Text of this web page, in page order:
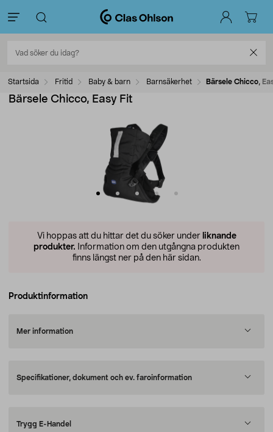
Startsida Fritid Baby & barn Barnsäkerhet Bärsele Chicco,
Bärsele Chicco, Easy Fit
Vi hoppas att du hittar det du söker under liknande
produkter. Information om den utgångna produkten
finns längst ner på den här sidan.
Produktinformation
Mer information
Specifikationer, dokument och ev. faroinformation
Trygg E-Handel